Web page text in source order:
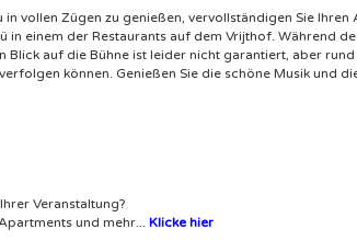
in vollen Zügen zu genießen, vervollständigen Sie Ihren
in einem der Restaurants auf dem Vrijthof. Während
Blick auf die Bühne ist leider nicht garantiert, aber
können. Genießen Sie die schöne Musik und
Veranstaltung?
und mehr... Klicke hier